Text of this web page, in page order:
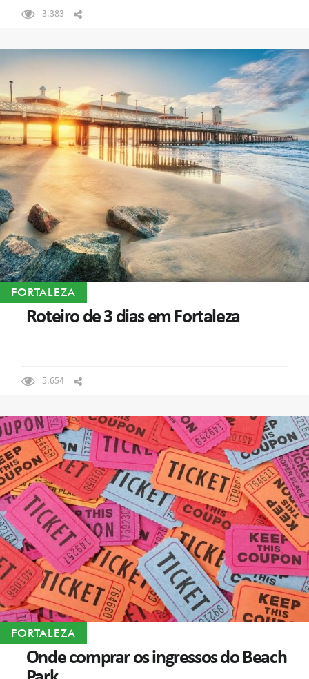
3.383
FORTALEZA
Roteiro de 3 dias em Fortaleza
5.654
FORTALEZA
Onde comprar os ingressos do Beach